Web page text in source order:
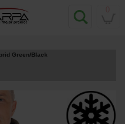
Green/Black